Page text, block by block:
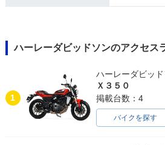
ハーレーダビッドソンのアクセス
1
ハーレーダビッ
Ｘ３５０
掲載台数：4
バイクを探す